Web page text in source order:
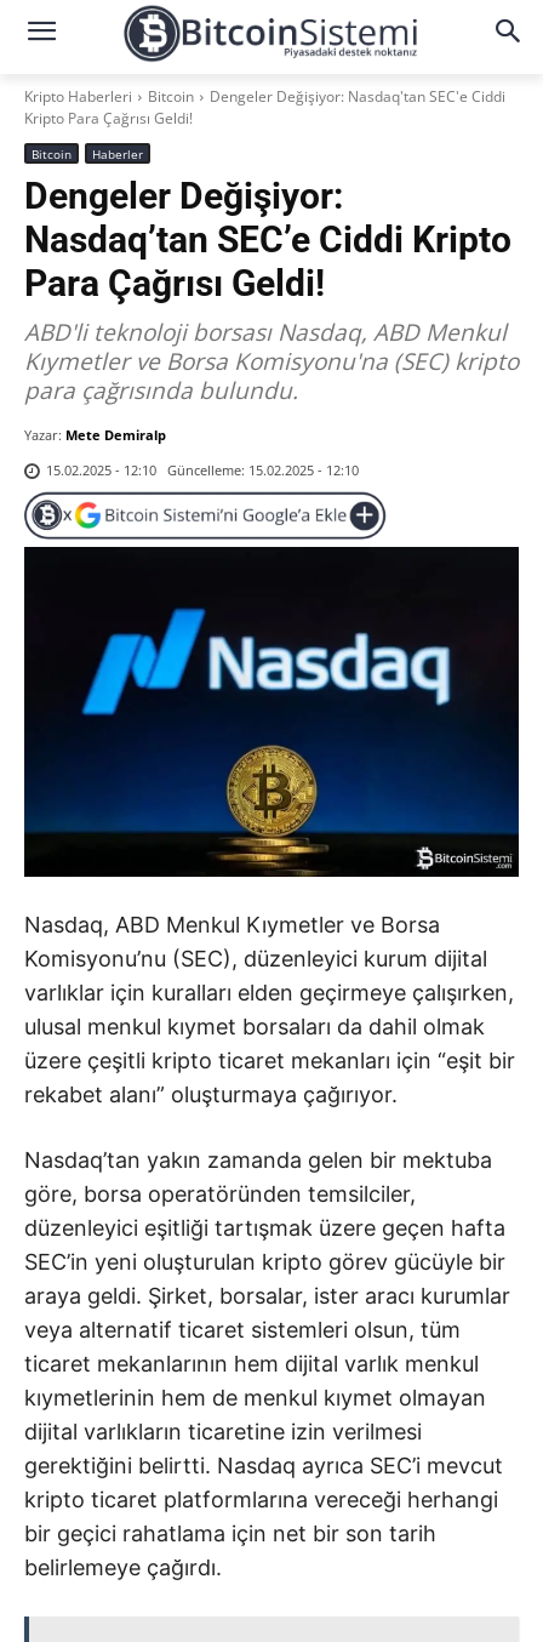
Kripto Haberleri Bitcoin
Dengeler Değişiyor: Nasdaq'tan SEC'e Ciddi
Kripto Para Çağrısı Geldi!
Bitcoin Haberler
Dengeler Değişiyor:
Nasdaq’tan SEC’e Ciddi Kripto
Para Çağrısı Geldi!
ABD'li teknoloji borsası Nasdaq, ABD Menkul
Kıymetler ve Borsa Komisyonu'na (SEC) kripto
para çağrısında bulundu.
Yazar: Mete Demiralp
15.02.2025 - 12:10 Güncelleme: 15.02.2025 - 12:10
Nasdaq, ABD Menkul Kıymetler ve Borsa
Komisyonu’nu (SEC), düzenleyici kurum dijital
varlıklar için kuralları elden geçirmeye çalışırken,
ulusal menkul kıymet borsaları da dahil olmak
üzere çeşitli kripto ticaret mekanları için “eşit bir
rekabet alanı” oluşturmaya çağırıyor.
Nasdaq’tan yakın zamanda gelen bir mektuba
göre, borsa operatöründen temsilciler,
düzenleyici eşitliği tartışmak üzere geçen hafta
SEC’in yeni oluşturulan kripto görev gücüyle bir
araya geldi. Şirket, borsalar, ister aracı kurumlar
veya alternatif ticaret sistemleri olsun, tüm
ticaret mekanlarının hem dijital varlık menkul
kıymetlerinin hem de menkul kıymet olmayan
dijital varlıkların ticaretine izin verilmesi
gerektiğini belirtti. Nasdaq ayrıca SEC’i mevcut
kripto ticaret platformlarına vereceği herhangi
bir geçici rahatlama için net bir son tarih
belirlemeye çağırdı.